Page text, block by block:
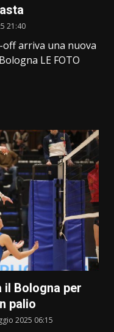
21:40
off arriva una nuova
LE FOTO
il Bologna per
palio
2025 06:15